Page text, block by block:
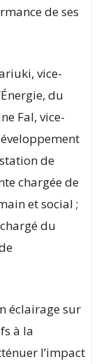
de ses
vice-
du
Fal, vice-
de
chargée de
et social ;
du
éclairage sur
à la
l’impact